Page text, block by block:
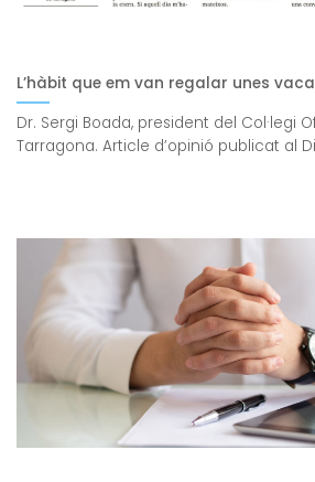
L’hàbit que em van regalar unes
Dr. Sergi Boada, president del Col·legi
Tarragona. Article d’opinió publicat al